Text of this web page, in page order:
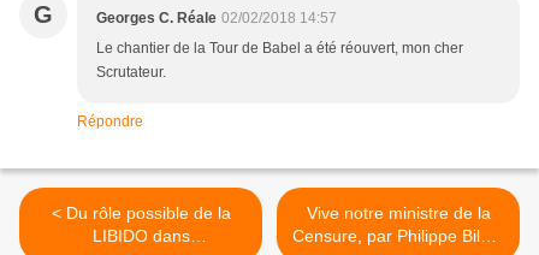
G Georges C. Réale 02/02/2018 14:57
Le chantier de la Tour de Babel a été réouvert, mon cher
Scrutateur.
Répondre
< Du rôle possible de la
LIBIDO dans
Vive notre ministre de la
Censure, par Philippe Bilger